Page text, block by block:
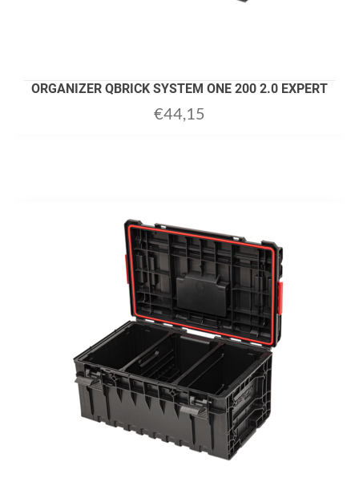
ORGANIZER QBRICK SYSTEM ONE 200 2.0 EXPERT
€44,15